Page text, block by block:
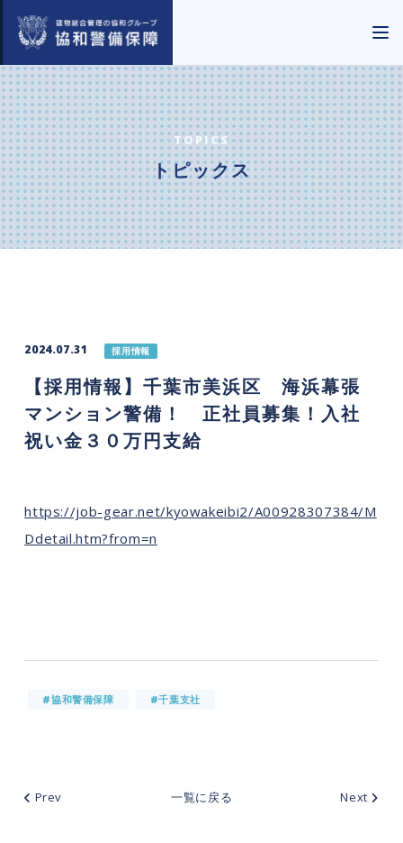
TOPICS
トピックス
2024.07.31 採用情報
【採用情報】千葉市美浜区 海浜幕張
マンション警備！ 正社員募集！入社
祝い金３０万円支給
https://job-gear.net/kyowakeibi2/A00928307384/M
Ddetail.htm?from=n
#協和警備保障 #千葉支社
Prev 一覧に戻る Next